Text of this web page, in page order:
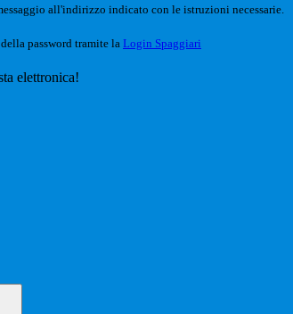
all'indirizzo indicato con le istruzioni necessarie.
password tramite la Login Spaggiari
elettronica!